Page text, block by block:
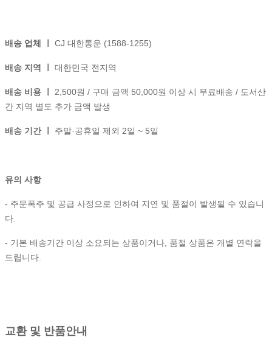
배송 업체 ㅣ CJ 대한통운 (1588-1255)
배송 지역 ㅣ 대한민국 전지역
배송 비용 ㅣ 2,500원 / 구매 금액 50,000원 이상 시 무료배송 / 도서산
간 지역 별도 추가 금액 발생
배송 기간 ㅣ 주말·공휴일 제외 2일 ~ 5일
유의 사항
- 주문폭주 및 공급 사정으로 인하여 지연 및 품절이 발생될 수 있습니
다.
- 기본 배송기간 이상 소요되는 상품이거나, 품절 상품은 개별 연락을
드립니다.
교환 및 반품안내